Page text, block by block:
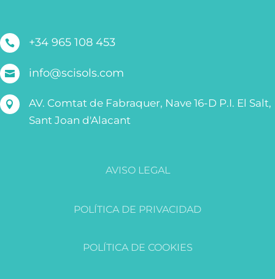
 +34 965 108 453
 info@scisols.com

AV. Comtat de Fabraquer, Nave 16-D P.I. El Salt,
Sant Joan d'Alacant
AVISO LEGAL
POLÍTICA DE PRIVACIDAD
POLÍTICA DE COOKIES